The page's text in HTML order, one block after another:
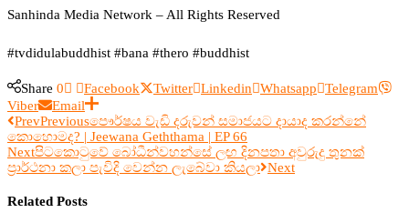
Sanhinda Media Network – All Rights Reserved
#tvdidulabuddhist #bana #thero #buddhist
Share 0 Facebook Twitter Linkedin Whatsapp
Telegram
Viber
Email
PrevPreviousපෞර්ෂය වැඩි දරුවන් සමාජයට දායාද කරන්නේ
කොහොමද? | Jeewana Geththama | EP 66
Nextපිටකොටුවේ බෝධීන්වහන්සේ ලඟ දිනපතා අවුරුදු තුනක්
ප්‍රාර්ථනා කලා පැවිදි වෙන්න ලැබේවා කියලා Next
Related Posts